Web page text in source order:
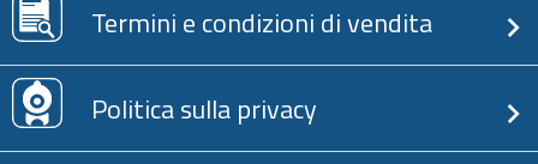
Termini e condizioni di vendita
Politica sulla privacy